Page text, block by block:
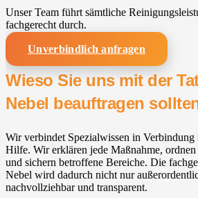
Unser Team führt sämtliche
fachgerecht durch.
Unverbindlich anfragen
Wieso Sie uns mit der
Nebel beauftragen
Wir verbindet Spezialwissen in
Hilfe. Wir erklären jede Maßnahme,
und sichern betroffene Bereiche. Die
Nebel wird dadurch nicht nur
nachvollziehbar und transparent.